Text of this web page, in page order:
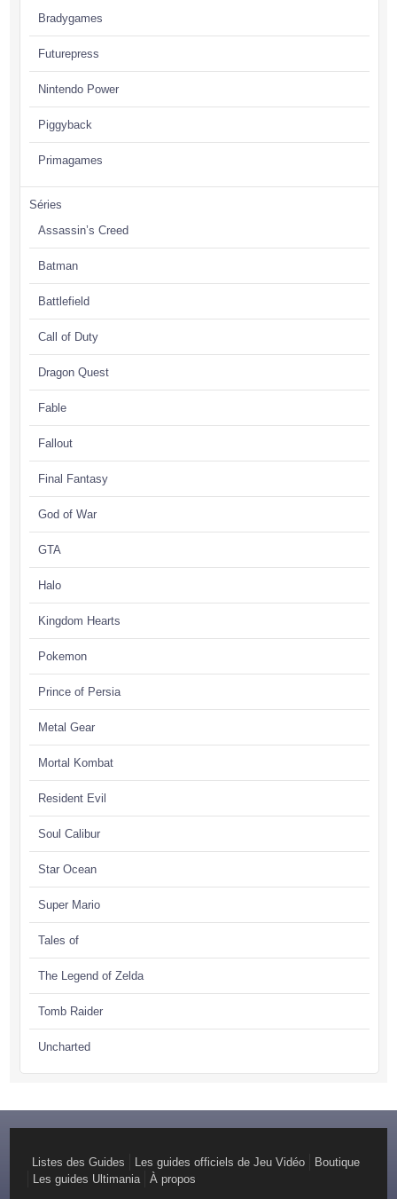
Bradygames
Futurepress
Nintendo Power
Piggyback
Primagames
Séries
Assassin’s Creed
Batman
Battlefield
Call of Duty
Dragon Quest
Fable
Fallout
Final Fantasy
God of War
GTA
Halo
Kingdom Hearts
Pokemon
Prince of Persia
Metal Gear
Mortal Kombat
Resident Evil
Soul Calibur
Star Ocean
Super Mario
Tales of
The Legend of Zelda
Tomb Raider
Uncharted
Listes des Guides Les guides officiels de Jeu Vidéo
Boutique
Les guides Ultimania
À propos